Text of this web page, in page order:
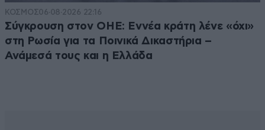
ΚΟΣΜΟΣ06·08·2026 22:16
Σύγκρουση στον ΟΗΕ: Εννέα κράτη λένε «όχι»
στη Ρωσία για τα Ποινικά Δικαστήρια –
Ανάμεσά τους και η Ελλάδα